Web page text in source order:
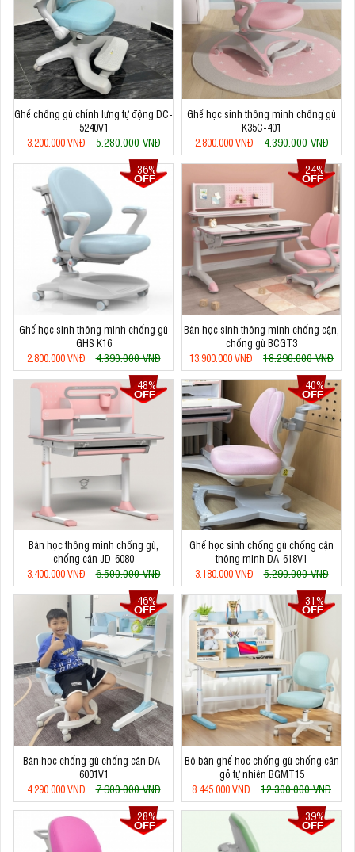
Ghế chống gù chỉnh lưng tự động DC-
5240V1
3.200.000 VNĐ
5.280.000 VNĐ
Ghế học sinh thông minh chống gù
K35C-401
2.800.000 VNĐ
4.390.000 VNĐ
36%
Ghế học sinh thông minh chống gù
GHS K16
2.800.000 VNĐ
4.390.000 VNĐ
24%
Bàn học sinh thông minh chống cận,
chống gù BCGT3
13.900.000 VNĐ
18.290.000 VNĐ
48%
Bàn học thông minh chống gù,
chống cận JD-6080
3.400.000 VNĐ
6.500.000 VNĐ
40%
Ghế học sinh chống gù chống cận
thông minh DA-618V1
3.180.000 VNĐ
5.290.000 VNĐ
46%
Bàn học chống gù chống cận DA-
6001V1
4.290.000 VNĐ
7.900.000 VNĐ
31%
Bộ bàn ghế học chống gù chống cận
gỗ tự nhiên BGMT15
8.445.000 VNĐ
12.300.000 VNĐ
28%
39%